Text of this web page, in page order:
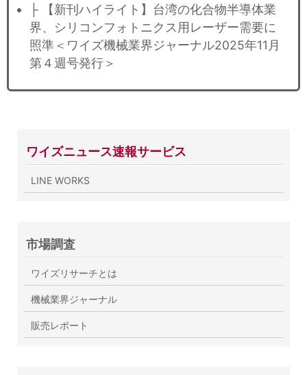
├ 【新刊ハイライト】台湾の化合物半導体業
界、シリコンフォトニクス用レーザー需要に
照準＜ワイズ機械業界ジャーナル2025年11月
第４週号発行＞
ワイズニュース速報サービス
LINE WORKS
市場調査
ワイズリサーチとは
機械業界ジャーナル
販売レポート